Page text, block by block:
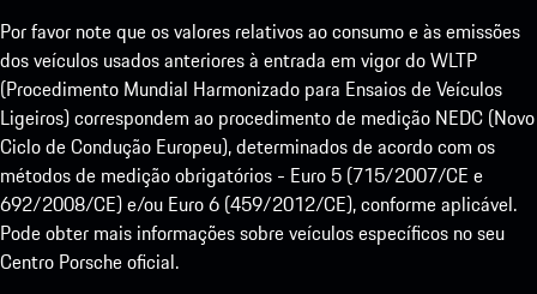
Por favor note que os valores relativos ao consumo e às emissões
dos veículos usados anteriores à entrada em vigor do WLTP
(Procedimento Mundial Harmonizado para Ensaios de Veículos
Ligeiros) correspondem ao procedimento de medição NEDC (Novo
Ciclo de Condução Europeu), determinados de acordo com os
métodos de medição obrigatórios - Euro 5 (715/2007/CE e
692/2008/CE) e/ou Euro 6 (459/2012/CE), conforme aplicável.
Pode obter mais informações sobre veículos específicos no seu
Centro Porsche oficial.